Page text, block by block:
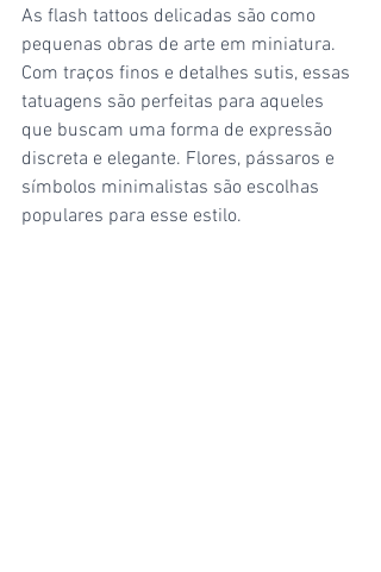
As flash tattoos delicadas são como
pequenas obras de arte em miniatura.
Com traços finos e detalhes sutis, essas
tatuagens são perfeitas para aqueles
que buscam uma forma de expressão
discreta e elegante. Flores, pássaros e
símbolos minimalistas são escolhas
populares para esse estilo.